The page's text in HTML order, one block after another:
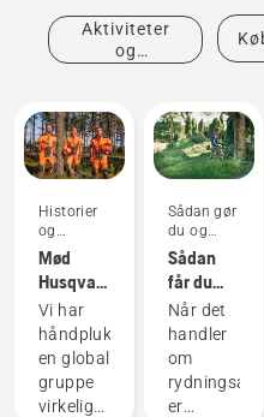
Aktiviteter
og
Historier
og
inspiration
Mød
Husqvarna
H-
teamet -
vores
mest
krævende
Vi har
håndplukket
en global
gruppe
virkelig
Produkter
og
innovationer
Husqvarna
beskyttelsestøj:
Materialer,
Sådan gør
du og
vejledninger
Sådan
får du
mest ud
af
buskrydderen
Når det
handler
om
er